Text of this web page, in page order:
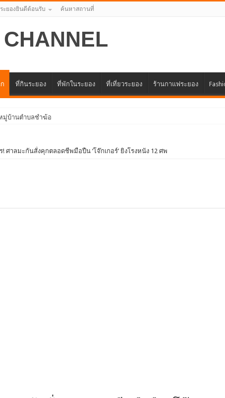
ะยองยินดีต้อนรับ ค้นหาสถานที่
ที่กินระยอง ที่พักในระยอง ที่เที่ยวระยอง ร้านกาแฟระยอง
มู่บ้านตำบลชำฆ้อ
รับคณะจากตัวแทนศูนย์ธุรกิจจีน – อาเซียน (CABC)
! ศาลมะกันสั่งคุกตลอดชีพมือปืน ‘โจ๊กเกอร์’ ยิงโรงหนัง 12 ศพ